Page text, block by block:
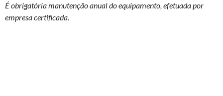
É obrigatória manutenção anual do equipamento, efetuada por
empresa certificada.